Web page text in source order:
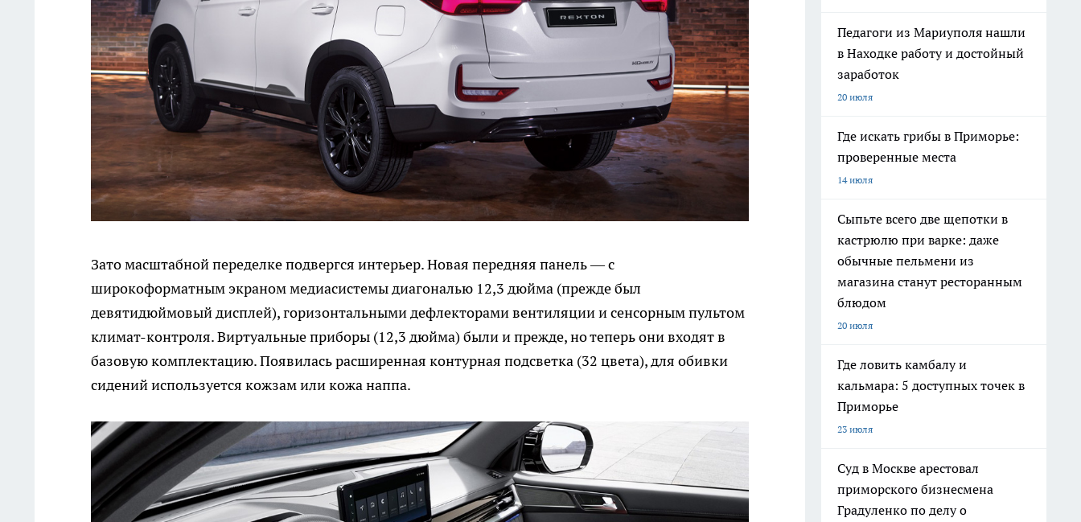
Зато масштабной переделке подвергся интерьер. Новая передняя панель — с
широкоформатным экраном медиасистемы диагональю 12,3 дюйма (прежде был
девятидюймовый дисплей), горизонтальными дефлекторами вентиляции и сенсорным пультом
климат-контроля. Виртуальные приборы (12,3 дюйма) были и прежде, но теперь они входят в
базовую комплектацию. Появилась расширенная контурная подсветка (32 цвета), для обивки
сидений используется кожзам или кожа наппа.
Педагоги из Мариуполя нашли
в Находке работу и достойный
заработок
20 июля
Где искать грибы в Приморье:
проверенные места
14 июля
Сыпьте всего две щепотки в
кастрюлю при варке: даже
обычные пельмени из
магазина станут ресторанным
блюдом
20 июля
Где ловить камбалу и
кальмара: 5 доступных точек в
Приморье
23 июля
Суд в Москве арестовал
приморского бизнесмена
Градуленко по делу о